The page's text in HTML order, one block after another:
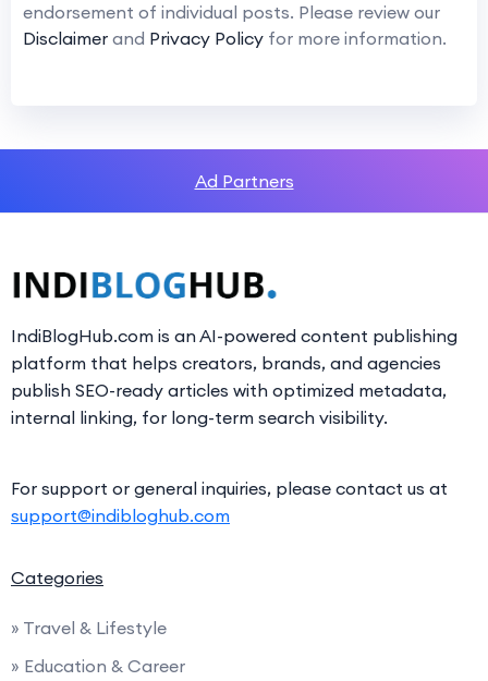
endorsement of individual posts. Please review our
Disclaimer and Privacy Policy for more information.
Ad Partners
IndiBlogHub.com is an AI-powered content publishing
platform that helps creators, brands, and agencies
publish SEO-ready articles with optimized metadata,
internal linking, for long-term search visibility.
For support or general inquiries, please contact us at
support@indibloghub.com
Categories
» Travel & Lifestyle
» Education & Career